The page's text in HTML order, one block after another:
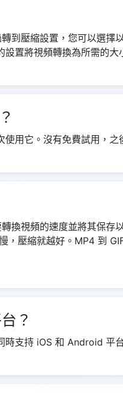
到壓縮設置，您可以選
置將視頻轉換為所需的大
用它。沒有免費試用，
換視頻的速度並將其保
，壓縮就越好。MP4 到
？
時支持 iOS 和 Android 平